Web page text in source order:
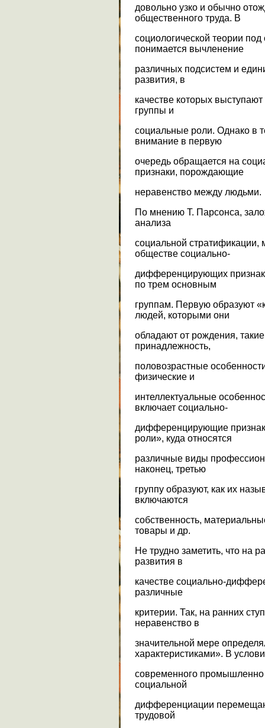
довольно узко и обычно
общественного труда. В
социологической теории
понимается вычленение
различных подсистем и
развития, в
качестве которых
группы и
социальные роли. Однако в
внимание в первую
очередь обращается на
признаки, порождающие
неравенство между людьми.
По мнению Т. Парсонса,
анализа
социальной
обществе социально-
дифференцирующих
по трем основным
группам. Первую образуют
людей, которыми они
обладают от рождения,
принадлежность,
половозрастные
физические и
интеллектуальные
включает социально-
дифференцирующие
роли», куда относятся
различные виды
наконец, третью
группу образуют, как их
включаются
собственность,
товары и др.
Не трудно заметить, что на
развития в
качестве социально-
различные
критерии. Так, на ранних
неравенство в
значительной мере
характеристиками». В
современного промышленно
социальной
дифференциации
трудовой